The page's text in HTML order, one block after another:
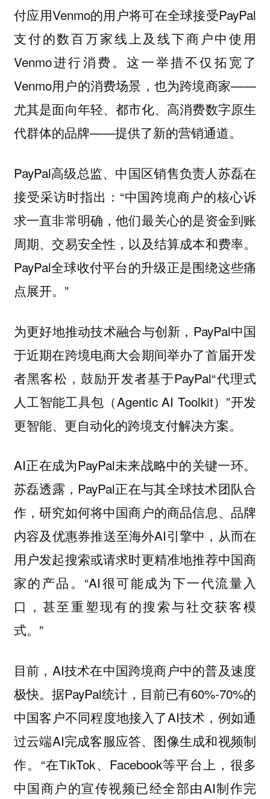
付应用Venmo的用户将可在全球接受PayPal
支付的数百万家线上及线下商户中使用
Venmo进行消费。这一举措不仅拓宽了
Venmo用户的消费场景，也为跨境商家——
尤其是面向年轻、都市化、高消费数字原生
代群体的品牌——提供了新的营销通道。
PayPal高级总监、中国区销售负责人苏磊在
接受采访时指出：“中国跨境商户的核心诉
求一直非常明确，他们最关心的是资金到账
周期、交易安全性，以及结算成本和费率。
PayPal全球收付平台的升级正是围绕这些痛
点展开。”
为更好地推动技术融合与创新，PayPal中国
于近期在跨境电商大会期间举办了首届开发
者黑客松，鼓励开发者基于PayPal“代理式
人工智能工具包（Agentic AI Toolkit）”开发
更智能、更自动化的跨境支付解决方案。
AI正在成为PayPal未来战略中的关键一环。
苏磊透露，PayPal正在与其全球技术团队合
作，研究如何将中国商户的商品信息、品牌
内容及优惠券推送至海外AI引擎中，从而在
用户发起搜索或请求时更精准地推荐中国商
家的产品。“AI很可能成为下一代流量入
口，甚至重塑现有的搜索与社交获客模
式。”
目前，AI技术在中国跨境商户中的普及速度
极快。据PayPal统计，目前已有60%-70%的
中国客户不同程度地接入了AI技术，例如通
过云端AI完成客服应答、图像生成和视频制
作。“在TikTok、Facebook等平台上，很多
中国商户的宣传视频已经全部由AI制作完